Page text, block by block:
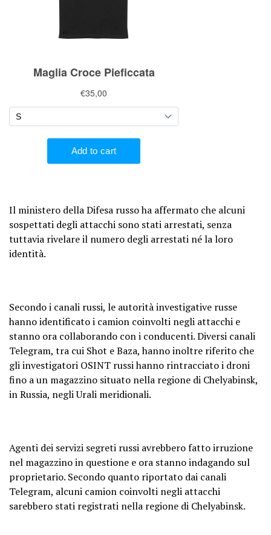
Il ministero della Difesa russo ha affermato che alcuni
sospettati degli attacchi sono stati arrestati, senza
tuttavia rivelare il numero degli arrestati né la loro
identità.
Secondo i canali russi, le autorità investigative russe
hanno identificato i camion coinvolti negli attacchi e
stanno ora collaborando con i conducenti. Diversi canali
Telegram, tra cui Shot e Baza, hanno inoltre riferito che
gli investigatori OSINT russi hanno rintracciato i droni
fino a un magazzino situato nella regione di Chelyabinsk,
in Russia, negli Urali meridionali.
Agenti dei servizi segreti russi avrebbero fatto irruzione
nel magazzino in questione e ora stanno indagando sul
proprietario. Secondo quanto riportato dai canali
Telegram, alcuni camion coinvolti negli attacchi
sarebbero stati registrati nella regione di Chelyabinsk.